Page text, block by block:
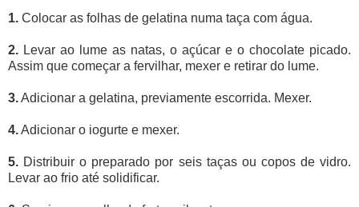
1. Colocar as folhas de gelatina numa taça com água.
2. Levar ao lume as natas, o açúcar e o chocolate picado.
Assim que começar a fervilhar, mexer e retirar do lume.
3.Adicionar a gelatina, previamente escorrida. Mexer.
4.Adicionar o iogurte e mexer.
5. Distribuir o preparado por seis taças ou copos de vidro.
Levar ao frio até solidificar.